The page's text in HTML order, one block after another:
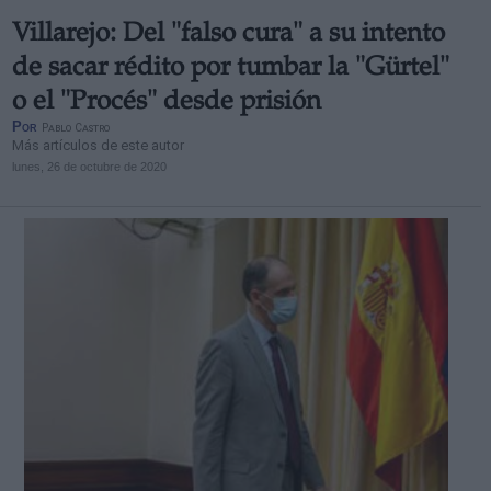
Villarejo: Del "falso cura" a su intento
de sacar rédito por tumbar la "Gürtel"
o el "Procés" desde prisión
Por Pablo Castro
Más artículos de este autor
lunes, 26 de octubre de 2020